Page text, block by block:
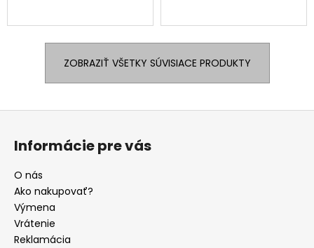
ZOBRAZIŤ VŠETKY SÚVISIACE PRODUKTY
Z
Informácie pre vás
O nás
Ako nakupovať?
Výmena
Vrátenie
Reklamácia